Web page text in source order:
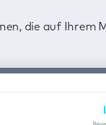
die auf Ihrem
vor Viren und
Zeitaufwand